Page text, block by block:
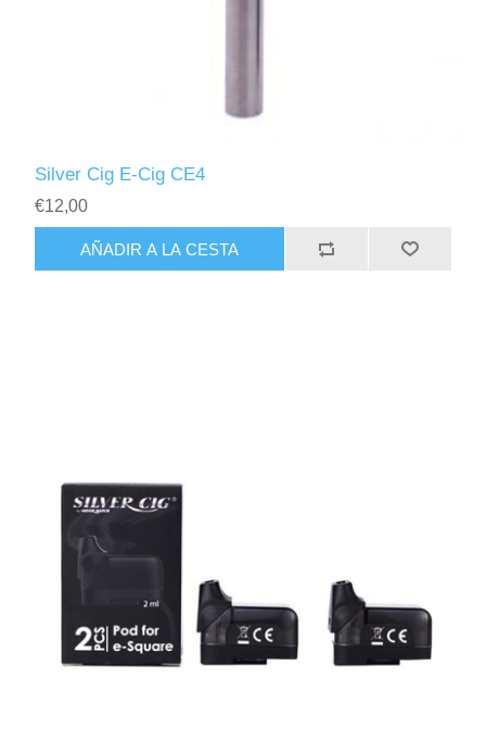
Silver Cig E-Cig CE4
€12,00